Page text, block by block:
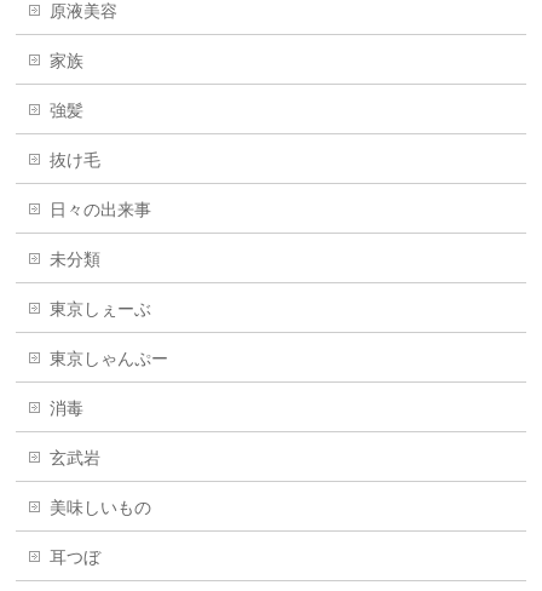
原液美容
家族
強髪
抜け毛
日々の出来事
未分類
東京しぇーぶ
東京しゃんぷー
消毒
玄武岩
美味しいもの
耳つぼ